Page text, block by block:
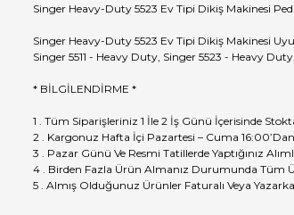
Singer Heavy-Duty 5523 Ev Tipi Dikiş Makinesi
Singer Heavy-Duty 5523 Ev Tipi Dikiş Makinesi
Singer 5511 - Heavy Duty, Singer 5523 - Heavy
* BİLGİLENDİRME *
1 . Tüm Siparişleriniz 1 İle 2 İş Günü İçerisinde
2 . Kargonuz Hafta İçi Pazartesi – Cuma
3 . Pazar Günü Ve Resmi Tatillerde Yaptığınız
4 . Birden Fazla Ürün Almanız Durumunda Tüm
5 . Almış Olduğunuz Ürünler Faturalı Veya